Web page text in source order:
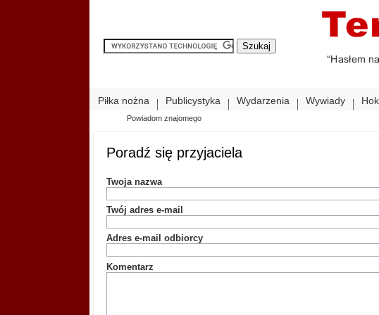
Piłka nożna Publicystyka Wydarzenia Wywiady
Powiadom znajomego
Poradź się przyjaciela
Twoja nazwa
Twój adres e-mail
Adres e-mail odbiorcy
Komentarz